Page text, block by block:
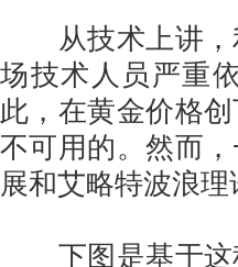
从技术上讲，
场技术人员严重
此，在黄金价格
不可用的。然而
展和艾略特波浪理
下图是基于这